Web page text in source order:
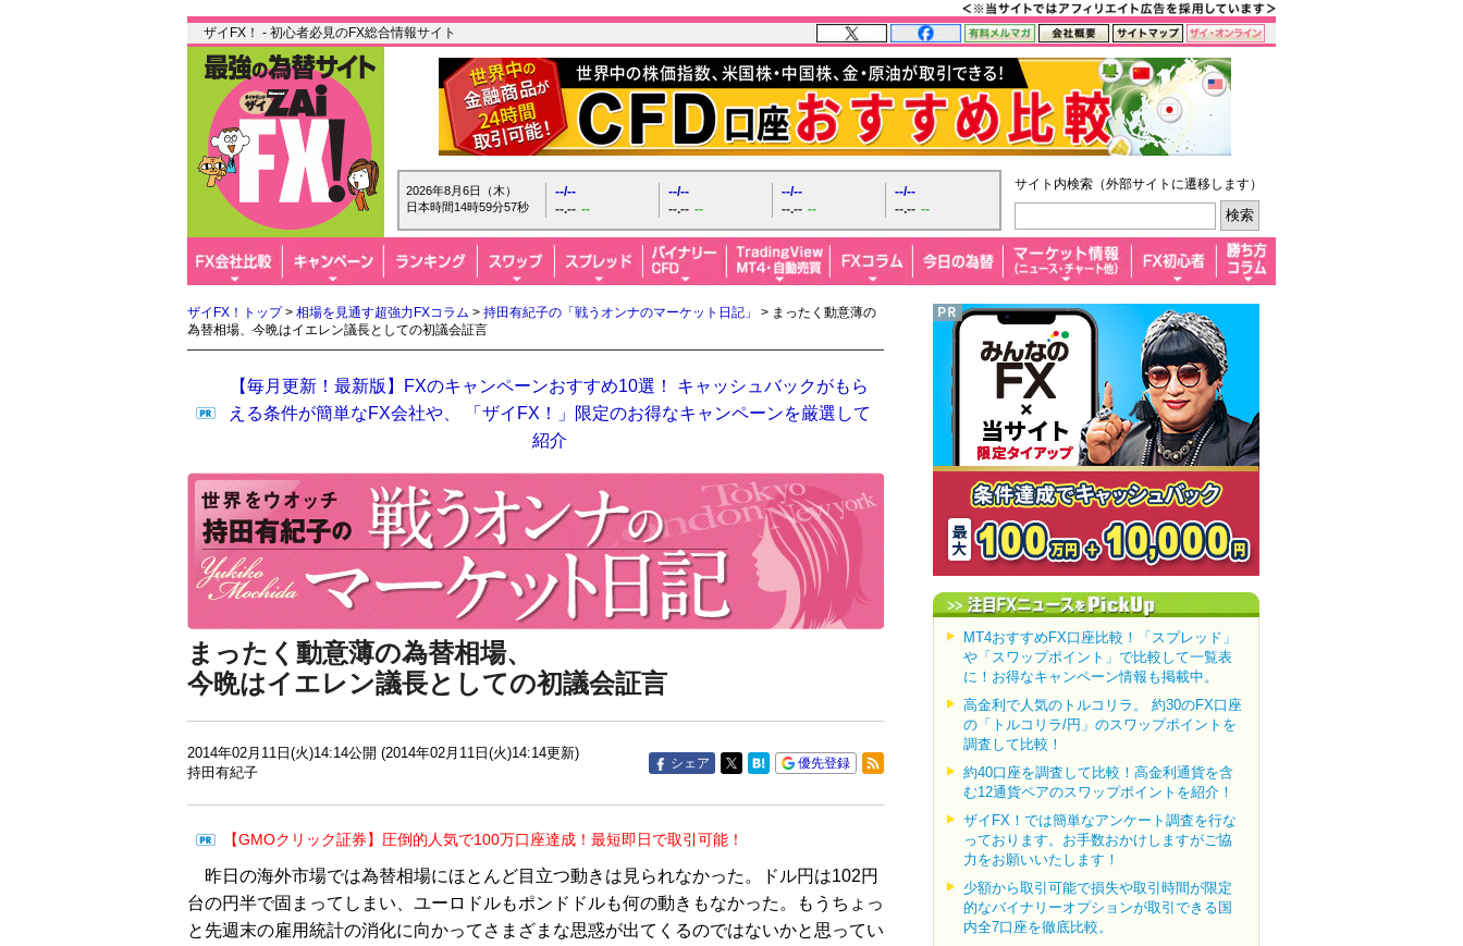
ザイFX！ - 初心者必見のFX総合情報サイト
2026年8月6日（木）
日本時間14時59分58秒
--/--
--.-- --
--/--
--.-- --
--/--
--.-- --
--/--
--.-- --
サイト内検索（外部サイトに遷移します）
ザイFX！トップ> 相場を見通す超強力FXコラム > 持田有紀子の「戦うオンナのマーケット日記」
> まったく動意薄の
為替相場、今晩はイエレン議長としての初議会証言
【毎月更新！最新版】FXのキャンペーンおすすめ10選！ キャッシュバックがもら
える条件が簡単なFX会社や、 「ザイFX！」限定のお得なキャンペーンを厳選して
紹介
まったく動意薄の為替相場、
今晩はイエレン議長としての初議会証言
2014年02月11日(火)14:14公開 (2014年02月11日(火)14:14更新)
持田有紀子
シェア 優先登録
【GMOクリック証券】圧倒的人気で100万口座達成！最短即日で取引可能！
昨日の海外市場では為替相場にほとんど目立つ動きは見られなかった。ドル円は102円
台の円半で固まってしまい、ユーロドルもポンドドルも何の動きもなかった。もうちょっ
と先週末の雇用統計の消化に向かってさまざまな思惑が出てくるのではないかと思ってい
MT4おすすめFX口座比較！「スプレッド」
や「スワップポイント」で比較して一覧表
に！お得なキャンペーン情報も掲載中。
高金利で人気のトルコリラ。 約30のFX口座
の「トルコリラ/円」のスワップポイントを
調査して比較！
約40口座を調査して比較！高金利通貨を含
む12通貨ペアのスワップポイントを紹介！
ザイFX！では簡単なアンケート調査を行な
っております。お手数おかけしますがご協
力をお願いいたします！
少額から取引可能で損失や取引時間が限定
的なバイナリーオプションが取引できる国
内全7口座を徹底比較。